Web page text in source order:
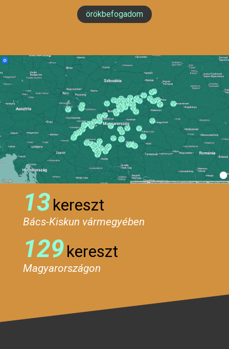
örökbefogadom
13kereszt
Bács-Kiskun vármegyében
129kereszt
Magyarországon